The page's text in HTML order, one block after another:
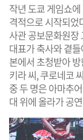
작년 도쿄 게임쇼에
격적으로 시작되었
사관 공보문화원장
대표가 축사와 곁
본에서 초청받아
키라 씨, 쿠로네코
중 두 명은 아마추
대 위에 올라가 공